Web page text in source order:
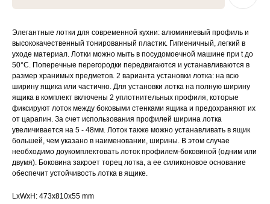
Элегантные лотки для современной кухни: алюминиевый профиль и
высококачественный тонированный пластик. Гигиеничный, легкий в
уходе материал. Лотки можно мыть в посудомоечной машине при t до
50°C. Поперечные перегородки передвигаются и устанавливаются в
размер хранимых предметов. 2 варианта установки лотка: на всю
ширину ящика или частично. Для установки лотка на полную ширину
ящика в комплект включены 2 уплотнительных профиля, которые
фиксируют лоток между боковыми стенками ящика и предохраняют их
от царапин. За счет использования профилей ширина лотка
увеличивается на 5 - 48мм. Лоток также можно устанавливать в ящик
большей, чем указано в наименовании, ширины. В этом случае
необходимо доукомплектовать лоток профилем-боковиной (одним или
двумя). Боковина закроет торец лотка, а ее силиконовое основание
обеспечит устойчивость лотка в ящике.
LxWxH: 473x810x55 mm